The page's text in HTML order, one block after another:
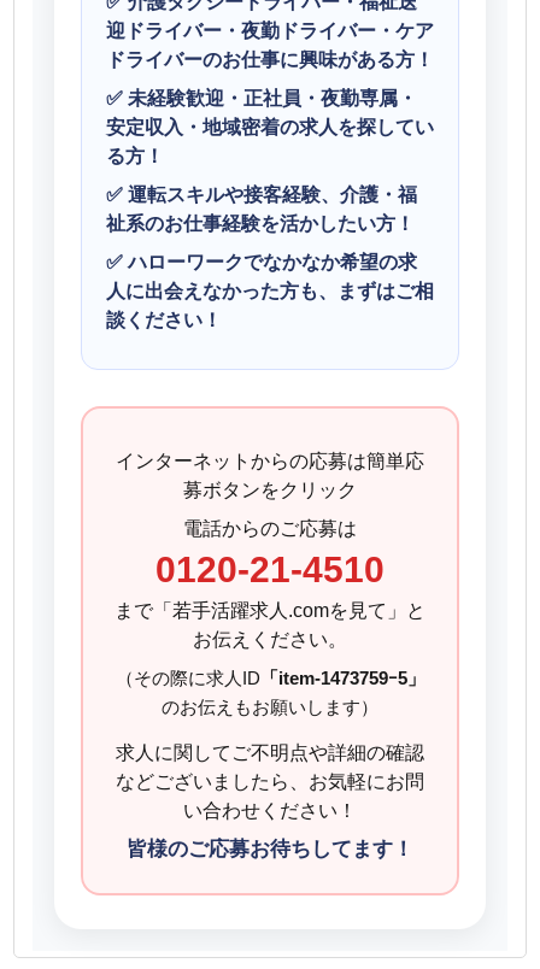
迎ドライバー・夜勤ドライバー・ケア
ドライバーのお仕事に興味がある方！
✅ 未経験歓迎・正社員・夜勤専属・
安定収入・地域密着の求人を探してい
る方！
✅ 運転スキルや接客経験、介護・福
祉系のお仕事経験を活かしたい方！
✅ ハローワークでなかなか希望の求
人に出会えなかった方も、まずはご相
談ください！
インターネットからの応募は簡単応
募ボタンをクリック
電話からのご応募は
0120-21-4510
まで「若手活躍求人.comを見て」と
お伝えください。
（その際に求人ID 「item-1473759ｰ5」
のお伝えもお願いします）
求人に関してご不明点や詳細の確認
などございましたら、お気軽にお問
い合わせください！
皆様のご応募お待ちしてます！